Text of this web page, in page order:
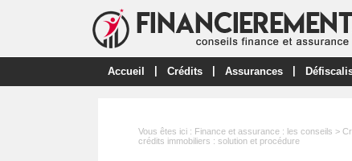
Accueil Crédits Assurances
Vous êtes ici : Finance et assurance : les conseils >
crédits immobiliers : solution et procédure